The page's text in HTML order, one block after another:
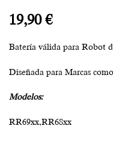
19,90€
Batería válida para Robot
Diseñada para Marcas
Modelos:
RR69xx,RR68xx